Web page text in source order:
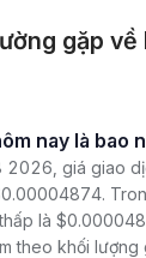
gặp về
nay là bao
giá giao
là
theo khối lượng